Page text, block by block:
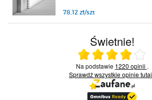
78,12 zł/szt
Świetnie!
Ocena średnia 4 na 5
Na podstawie 1220 opinii .
Sprawdź wszystkie opinietutaj